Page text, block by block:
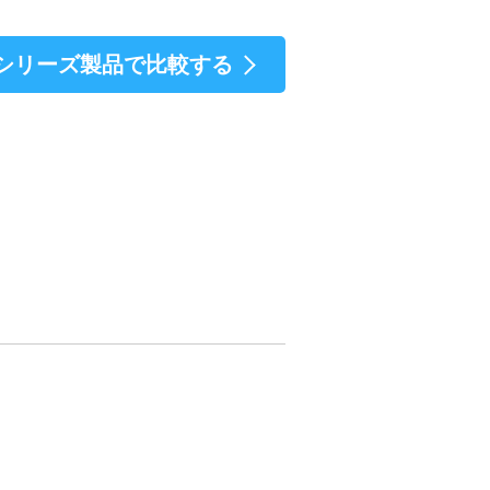
リーズ製品で比較する